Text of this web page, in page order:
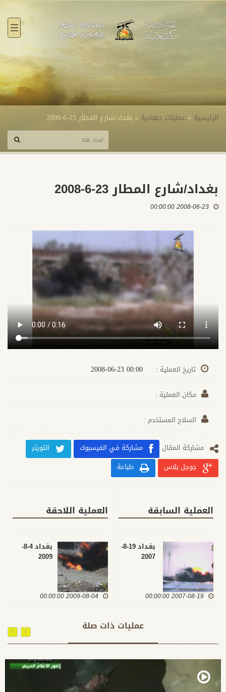
الرئيسية » عمليات جهادية » بغداد/شارع المطار 23-6-2008
بغداد/شارع المطار 23-6-2008
2008-06-23 00:00:00
تاريخ العملية :
مكان العملية :
السلاح المستخدم :
مشارکة المقال مشاركة في الفيسبوك
التويتر
جوجل بلاس
طباعة
العملية السابقة
بغداد 19-8-
2007
2007-08-19 00:00:00
العملية اللاحقة
بغداد 4-8-
2009
2009-08-04 00:00:00
عمليات ذات صلة